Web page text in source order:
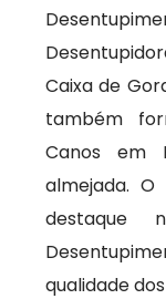
Caixa de
também
Canos em
almejada.
destaque
qualidade